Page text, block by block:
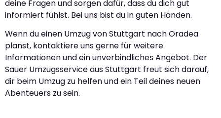
deine Fragen und sorgen dafür, dass du dich gut
informiert fühlst. Bei uns bist du in guten Händen.
Wenn du einen Umzug von Stuttgart nach Oradea
planst, kontaktiere uns gerne für weitere
Informationen und ein unverbindliches Angebot. Der
Sauer Umzugsservice aus Stuttgart freut sich darauf,
dir beim Umzug zu helfen und ein Teil deines neuen
Abenteuers zu sein.